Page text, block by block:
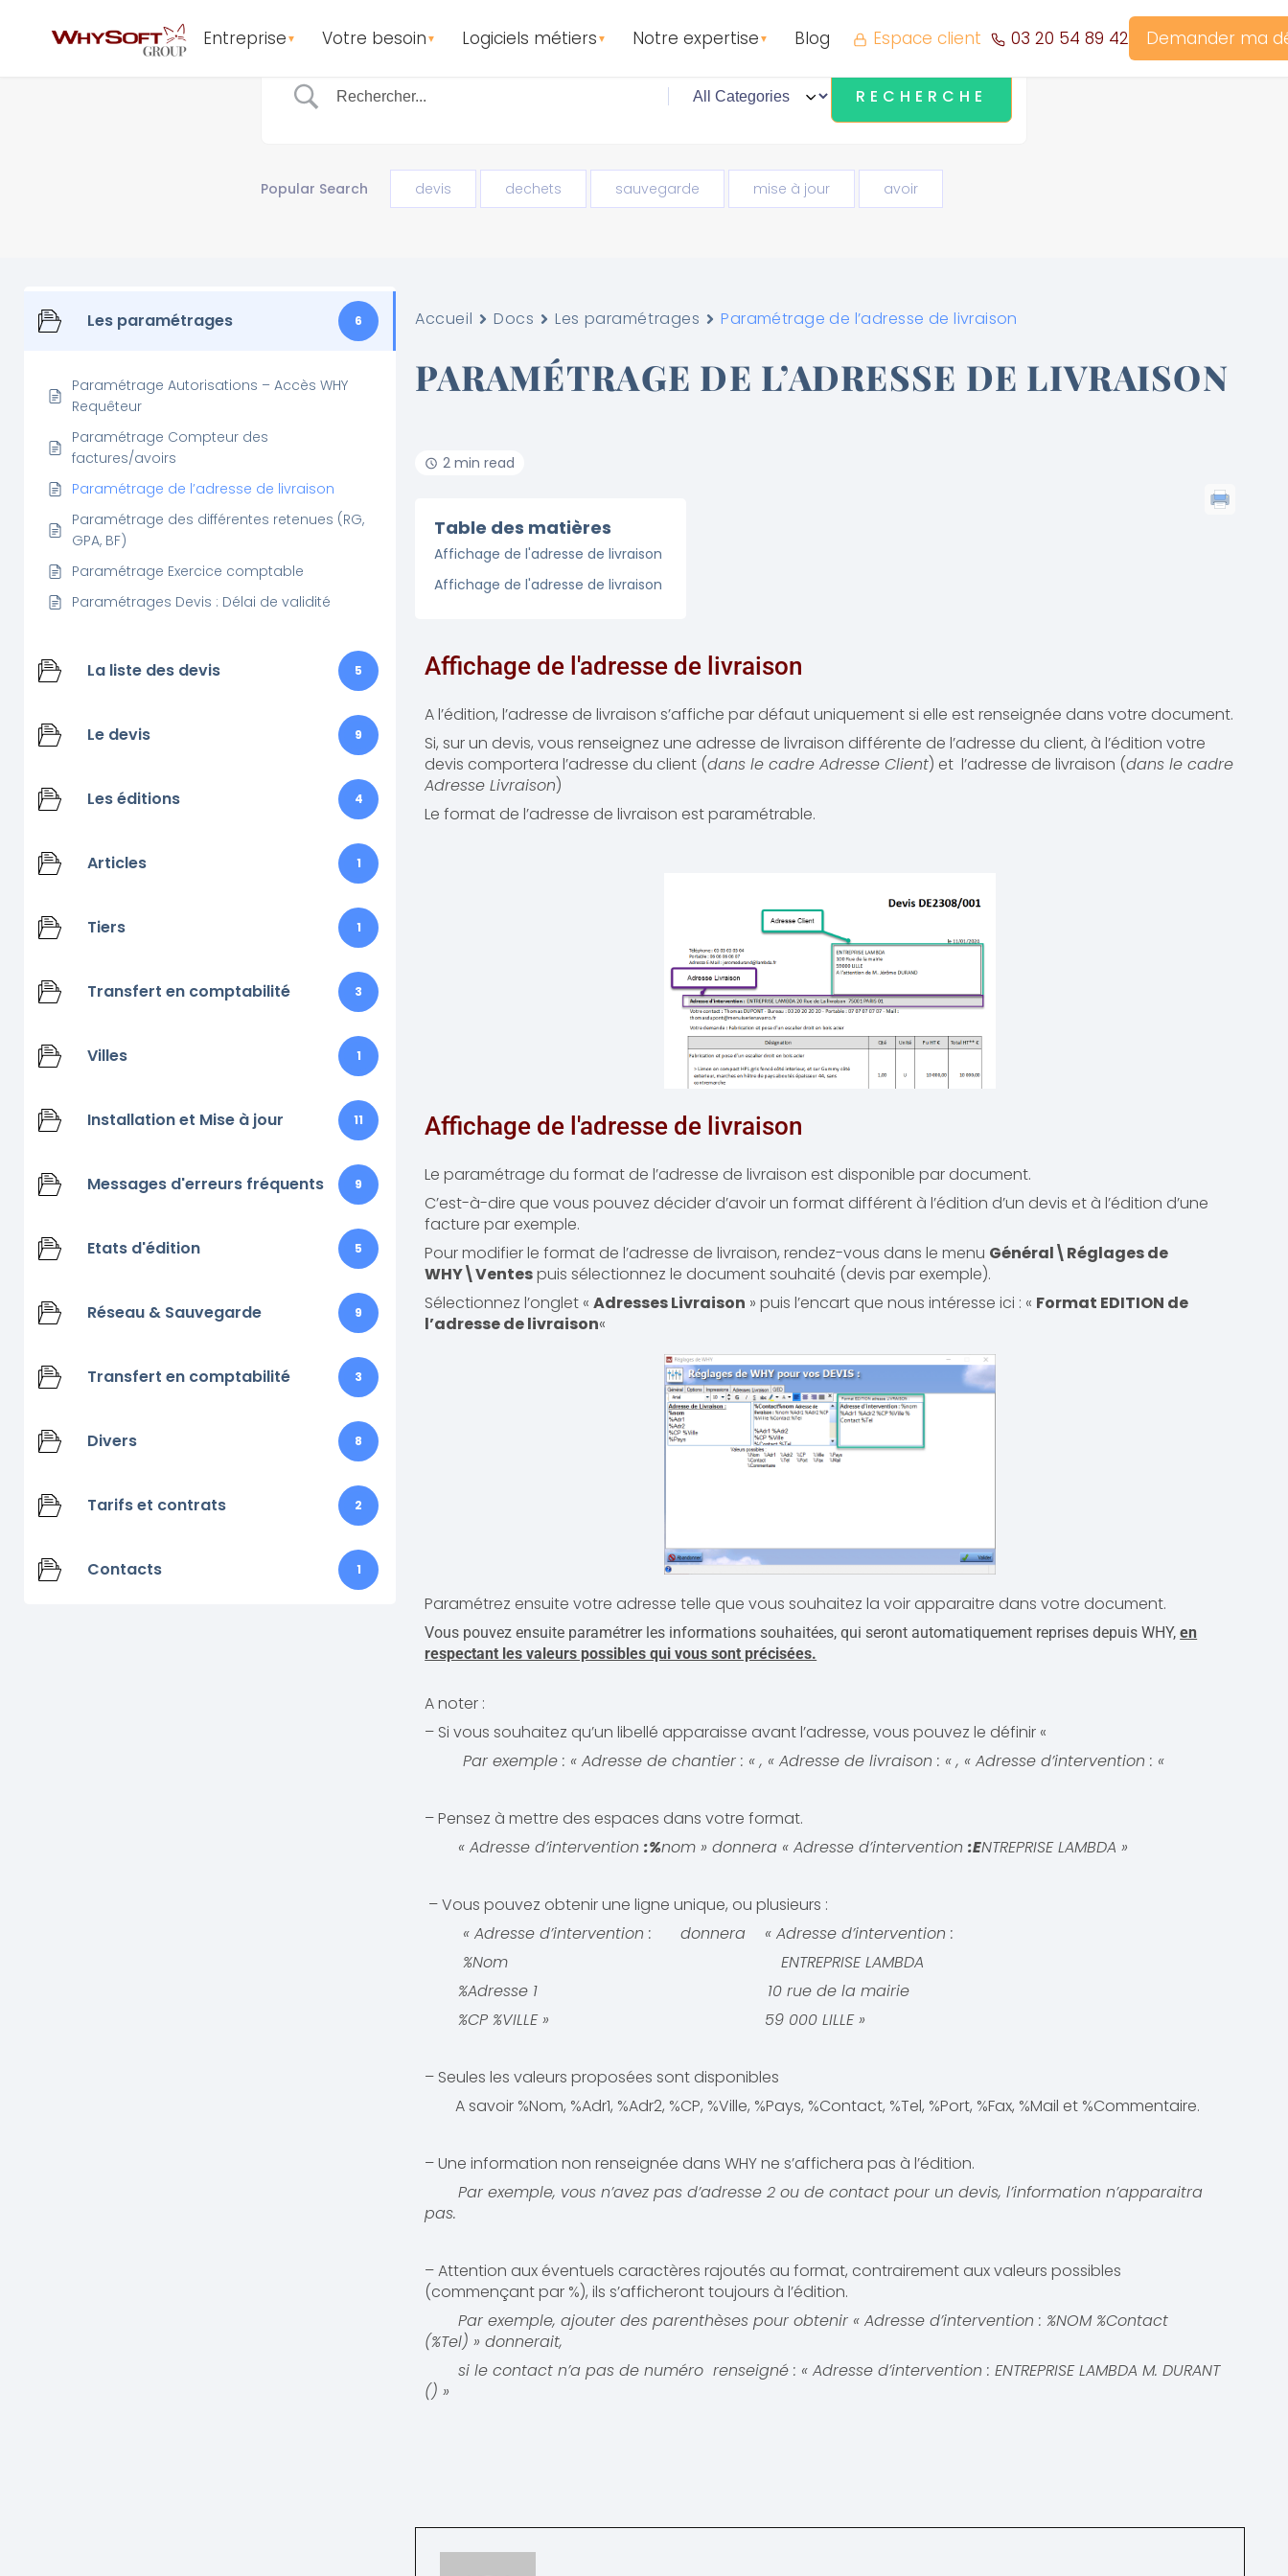
Entreprise ▼ Votre besoin ▼ Logiciels métiers ▼ Notre expertise ▼ Blog Espace client 03 20 54 89 42 Demander ma
Popular Search devis dechets sauvegarde mise à jour avoir
Les paramétrages 6
Paramétrage Autorisations – Accès WHY
Requêteur
Paramétrage Compteur des
factures/avoirs
Paramétrage de l’adresse de livraison
Paramétrage des différentes retenues (RG,
GPA, BF)
Paramétrage Exercice comptable
Paramétrages Devis : Délai de validité
La liste des devis 5
Le devis 9
Les éditions 4
Articles 1
Tiers 1
Transfert en comptabilité 3
Villes 1
Installation et Mise à jour 11
Messages d'erreurs fréquents 9
Etats d'édition 5
Réseau & Sauvegarde 9
Transfert en comptabilité 3
Divers 8
Tarifs et contrats 2
Contacts 1
Accueil Docs Les paramétrages Paramétrage de l’adresse de livraison
PARAMÉTRAGE DE L’ADRESSE DE LIVRAISON
2 min read
Table des matières
Affichage de l'adresse de livraison
Affichage de l'adresse de livraison
Affichage de l'adresse de livraison
A l’édition, l’adresse de livraison s’affiche par défaut uniquement si elle est renseignée dans votre document.
Si, sur un devis, vous renseignez une adresse de livraison différente de l’adresse du client, à l’édition votre
devis comportera l’adresse du client (dans le cadre Adresse Client) et l’adresse de livraison (dans le cadre
Adresse Livraison)
Le format de l’adresse de livraison est paramétrable.
Affichage de l'adresse de livraison
Le paramétrage du format de l’adresse de livraison est disponible par document.
C’est-à-dire que vous pouvez décider d’avoir un format différent à l’édition d’un devis et à l’édition d’une
facture par exemple.
Pour modifier le format de l’adresse de livraison, rendez-vous dans le menu Général\Réglages de
WHY\Ventespuis sélectionnez le document souhaité (devis par exemple).
Sélectionnez l’onglet «Adresses Livraison » puis l’encart que nous intéresse ici : « Format EDITION de
l’adresse de livraison«
Paramétrez ensuite votre adresse telle que vous souhaitez la voir apparaitre dans votre document.
Vous pouvez ensuite paramétrer les informations souhaitées, qui seront automatiquement reprises depuis WHY,en
respectant les valeurs possibles qui vous sont précisées.
A noter :
– Si vous souhaitez qu’un libellé apparaisse avant l’adresse, vous pouvez le définir «
Par exemple : « Adresse de chantier : « , « Adresse de livraison : « , « Adresse d’intervention : «
– Pensez à mettre des espaces dans votre format.
« Adresse d’intervention:%nom » donnera « Adresse d’intervention:ENTREPRISE LAMBDA »
– Vous pouvez obtenir une ligne unique, ou plusieurs :
« Adresse d’intervention : donnera « Adresse d’intervention :
%Nom ENTREPRISE LAMBDA
%Adresse 1 10 rue de la mairie
%CP %VILLE » 59 000 LILLE »
– Seules les valeurs proposées sont disponibles
A savoir %Nom, %Adr1, %Adr2, %CP, %Ville, %Pays, %Contact, %Tel, %Port, %Fax, %Mail et %Commentaire.
– Une information non renseignée dans WHY ne s’affichera pas à l’édition.
Par exemple, vous n’avez pas d’adresse 2 ou de contact pour un devis, l’information n’apparaitra
pas.
– Attention aux éventuels caractères rajoutés au format, contrairement aux valeurs possibles
(commençant par %), ils s’afficheront toujours à l’édition.
Par exemple, ajouter des parenthèses pour obtenir « Adresse d’intervention : %NOM %Contact
(%Tel) » donnerait,
si le contact n’a pas de numéro renseigné : « Adresse d’intervention : ENTREPRISE LAMBDA M. DURANT
() »